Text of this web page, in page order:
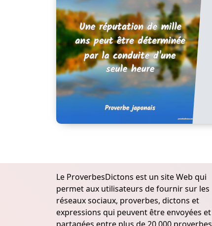
Le ProverbesDictons est un site Web qui
permet aux utilisateurs de fournir sur les
réseaux sociaux, proverbes, dictons et
expressions qui peuvent être envoyées et